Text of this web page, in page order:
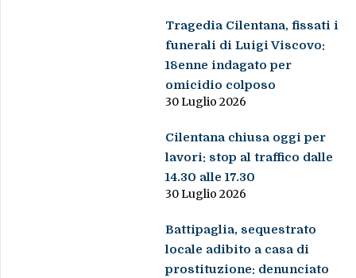
Tragedia Cilentana, fissati i
funerali di Luigi Viscovo:
18enne indagato per
omicidio colposo
30 Luglio 2026
Cilentana chiusa oggi per
lavori: stop al traffico dalle
14.30 alle 17.30
30 Luglio 2026
Battipaglia, sequestrato
locale adibito a casa di
prostituzione: denunciato